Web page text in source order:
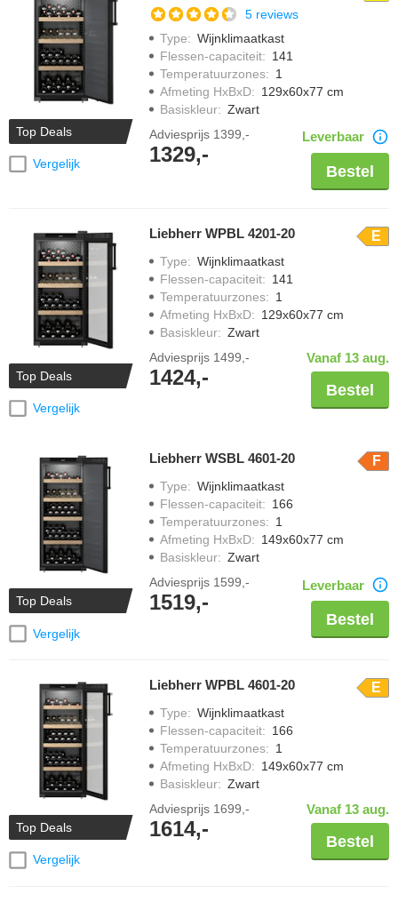
Top Deals
Vergelijk
5 reviews
Type: Wijnklimaatkast
Flessen-capaciteit: 141
Temperatuurzones: 1
Afmeting HxBxD: 129x60x77 cm
Basiskleur: Zwart
Adviesprijs 1399,-
1329,-
Leverbaar
Bestel
Top Deals
Vergelijk
Liebherr WPBL 4201-20 E
Type: Wijnklimaatkast
Flessen-capaciteit: 141
Temperatuurzones: 1
Afmeting HxBxD: 129x60x77 cm
Basiskleur: Zwart
Adviesprijs 1499,-
1424,-
Vanaf 13 aug.
Bestel
Top Deals
Vergelijk
Liebherr WSBL 4601-20 F
Type: Wijnklimaatkast
Flessen-capaciteit: 166
Temperatuurzones: 1
Afmeting HxBxD: 149x60x77 cm
Basiskleur: Zwart
Adviesprijs 1599,-
1519,-
Leverbaar
Bestel
Top Deals
Vergelijk
Liebherr WPBL 4601-20 E
Type: Wijnklimaatkast
Flessen-capaciteit: 166
Temperatuurzones: 1
Afmeting HxBxD: 149x60x77 cm
Basiskleur: Zwart
Adviesprijs 1699,-
1614,-
Vanaf 13 aug.
Bestel